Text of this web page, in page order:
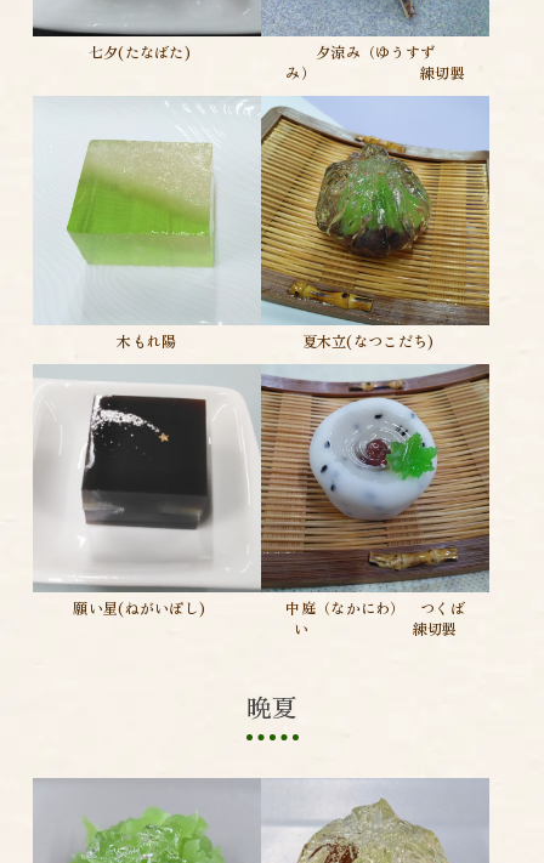
七夕(たなばた)
夕涼み（ゆうすず
み） 練切製
木もれ陽 夏木立(なつこだち)
願い星(ねがいぼし)
中庭（なかにわ） つくば
い 練切製
晩夏